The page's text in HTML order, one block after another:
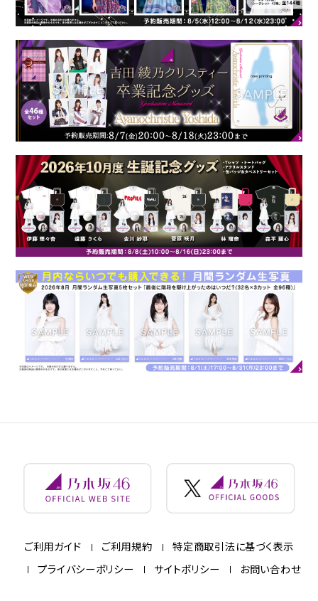
ご利用ガイド ご利用規約
特定商取引法に基づく表示
プライバシーポリシー
サイトポリシー お問い合わせ